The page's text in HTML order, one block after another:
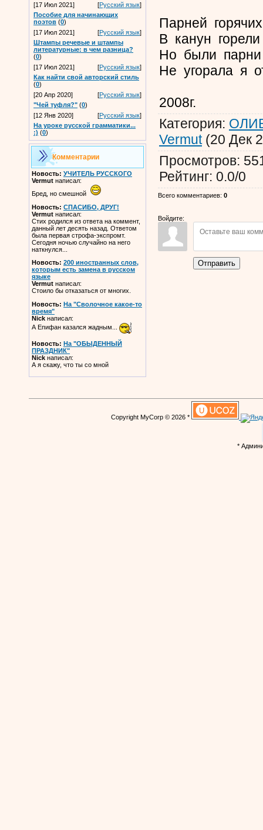
[17 Июл 2021]
[Русский язык]
Пособие для начинающих
поэтов (0)
[17 Июл 2021]
[Русский язык]
Штампы речевые и штампы
литературные: в чем разница?
(0)
[17 Июл 2021]
[Русский язык]
Как найти свой авторский стиль
(0)
[20 Апр 2020]
[Русский язык]
"Чей туфля?" (0)
[12 Янв 2020]
[Русский язык]
На уроке русской грамматики...
:) (0)
Комментарии
Новость: УЧИТЕЛЬ РУССКОГО
Vermut написал:
Бред, но смешной
Новость: СПАСИБО, ДРУГ!
Vermut написал:
Стих родился из ответа на коммент,
данный лет десять назад. Ответом
была первая строфа-экспромт.
Сегодня ночью случайно на него
наткнулся...
Новость: 200 иностранных слов,
которым есть замена в русском
языке
Vermut написал:
Стоило бы отказаться от многих.
Новость: На "Сволочное какое-то
время"
Nick написал:
А Епифан казался жадным...
Новость: На "ОБЫДЕННЫЙ
ПРАЗДНИК"
Nick написал:
А я скажу, что ты со мной
Парней
В канун
Но были
Не угорала я
2008г.
Категория:
Vermut(20 Дек
Просмотров:
Рейтинг: 0.0/0
Всего комментариев: 0
Войдите:
Отправить
Copyright MyCorp © 2026 *
*